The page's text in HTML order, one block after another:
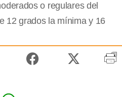
o regulares del
12 grados la mínima y 16